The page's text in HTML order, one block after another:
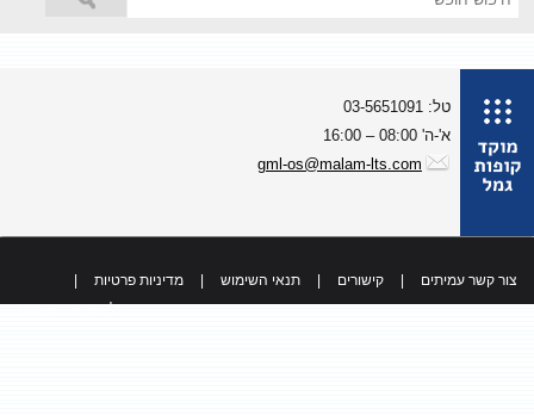
טל: 03-5651091
א'-ה' 08:00 – 16:00
gml-os@malam-lts.com
צור קשר עמיתים קישורים תנאי השימוש מדיניות פרטיות
כל הזכויות שמורות